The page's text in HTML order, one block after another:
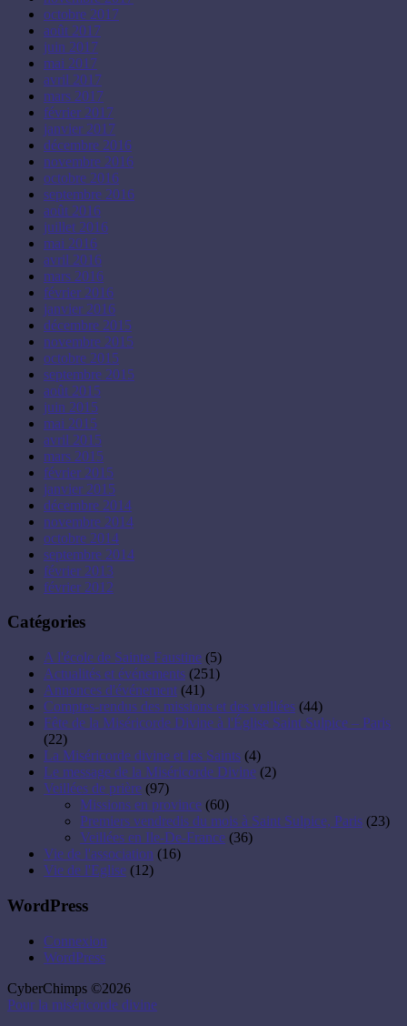
octobre 2017
août 2017
juin 2017
mai 2017
avril 2017
mars 2017
février 2017
janvier 2017
décembre 2016
novembre 2016
octobre 2016
septembre 2016
août 2016
juillet 2016
mai 2016
avril 2016
mars 2016
février 2016
janvier 2016
décembre 2015
novembre 2015
octobre 2015
septembre 2015
août 2015
juin 2015
mai 2015
avril 2015
mars 2015
février 2015
janvier 2015
décembre 2014
novembre 2014
octobre 2014
septembre 2014
février 2013
février 2012
Catégories
A l'école de Sainte Faustine (5)
Actualités et événements (251)
Annonces d'événement (41)
Comptes-rendus des missions et des veillées (44)
Fête de la Miséricorde Divine à l'Église Saint Sulpice – Paris
(22)
La Miséricorde divine et les Saints (4)
Le message de la Miséricorde Divine (2)
Veillées de prière (97)
Missions en province (60)
Premiers vendredis du mois à Saint Sulpice, Paris (23)
Veillées en Ile-De-France (36)
Vie de l'association (16)
Vie de l'Eglise (12)
WordPress
Connexion
WordPress
CyberChimps ©2026
Pour la miséricorde divine